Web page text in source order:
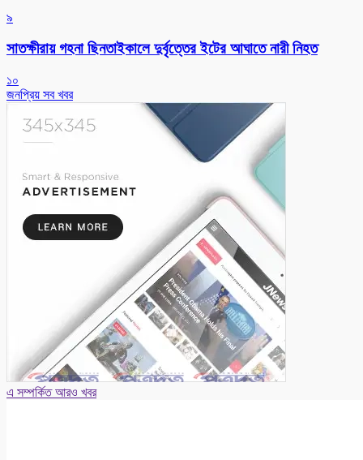
৯
সাতক্ষীরায় গহনা ছিনতাইকালে দুর্বৃত্তের ইটের আঘাতে নারী নিহত
১০
জনপ্রিয় সব খবর
এ সম্পর্কিত আরও খবর